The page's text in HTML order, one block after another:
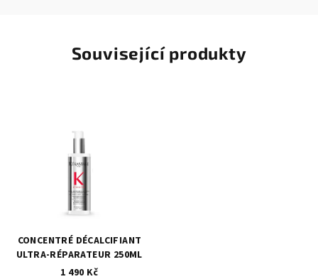
Související produkty
CONCENTRÉ DÉCALCIFIANT
ULTRA-RÉPARATEUR 250ML
1 490 Kč